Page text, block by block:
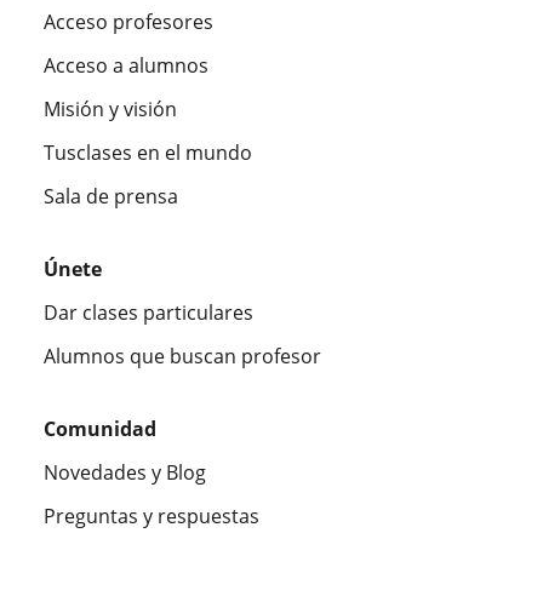
Acceso profesores
Acceso a alumnos
Misión y visión
Tusclases en el mundo
Sala de prensa
Únete
Dar clases particulares
Alumnos que buscan profesor
Comunidad
Novedades y Blog
Preguntas y respuestas